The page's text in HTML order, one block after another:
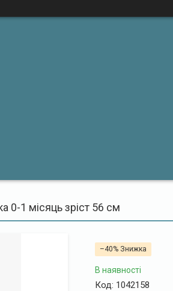
0-1 місяць зріст 56 см
–40%
В наявності
Код: 1042158